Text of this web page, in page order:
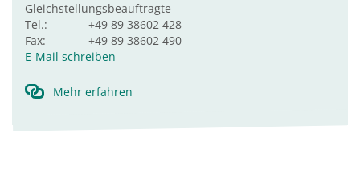
Gleichstellungsbeauftragte
Tel.:
+49 89 38602 428
Fax:
+49 89 38602 490
E-Mail schreiben
Mehr erfahren